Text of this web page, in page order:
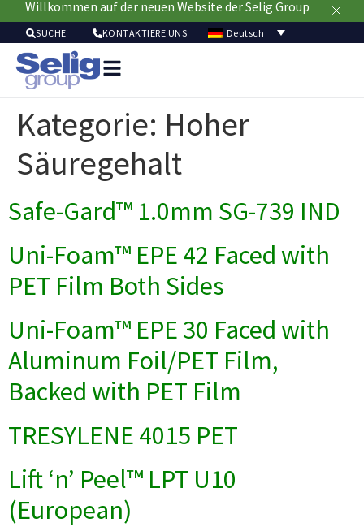
Willkommen auf der neuen Website der Selig Group
SUCHE KONTAKTIERE UNS Deutsch
Kategorie: Hoher
Säuregehalt
Safe-Gard™ 1.0mm SG-739 IND
Uni-Foam™ EPE 42 Faced with
PET Film Both Sides
Uni-Foam™ EPE 30 Faced with
Aluminum Foil/PET Film,
Backed with PET Film
TRESYLENE 4015 PET
Lift ‘n’ Peel™ LPT U10
(European)